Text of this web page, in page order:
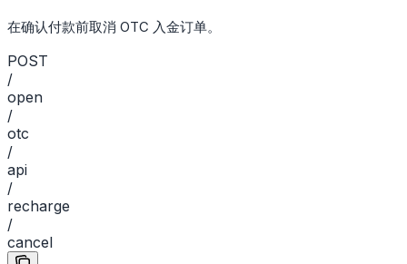
在确认付款前取消 OTC 入金订单。
POST
/
open
/
otc
/
api
/
recharge
/
cancel